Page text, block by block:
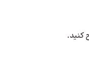
کنید.